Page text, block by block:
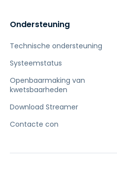
Ondersteuning
Technische ondersteuning
Systeemstatus
Openbaarmaking van
kwetsbaarheden
Download Streamer
Contacte con